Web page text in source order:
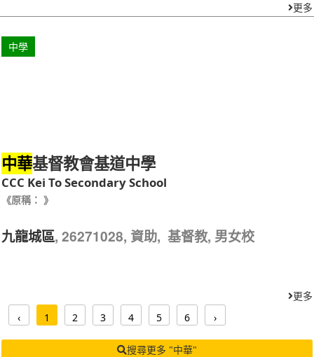
更多
中學
中華基督教會基道中學
CCC Kei To Secondary School
《原稱： 》
九龍城區, 26271028, 資助, 基督教, 男女校
更多
‹
1 2 3 4 5 6 ›
搜尋更多 "中華"